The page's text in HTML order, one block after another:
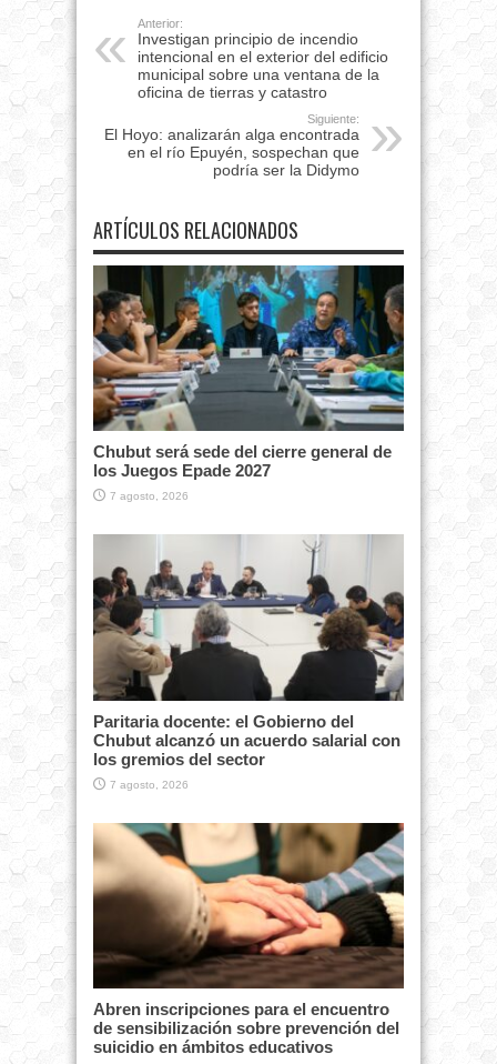
Anterior:
Investigan principio de incendio
intencional en el exterior del edificio
municipal sobre una ventana de la
oficina de tierras y catastro
Siguiente:
El Hoyo: analizarán alga encontrada
en el río Epuyén, sospechan que
podría ser la Didymo
ARTÍCULOS RELACIONADOS
Chubut será sede del cierre general de
los Juegos Epade 2027
7 agosto, 2026
Paritaria docente: el Gobierno del
Chubut alcanzó un acuerdo salarial con
los gremios del sector
7 agosto, 2026
Abren inscripciones para el encuentro
de sensibilización sobre prevención del
suicidio en ámbitos educativos